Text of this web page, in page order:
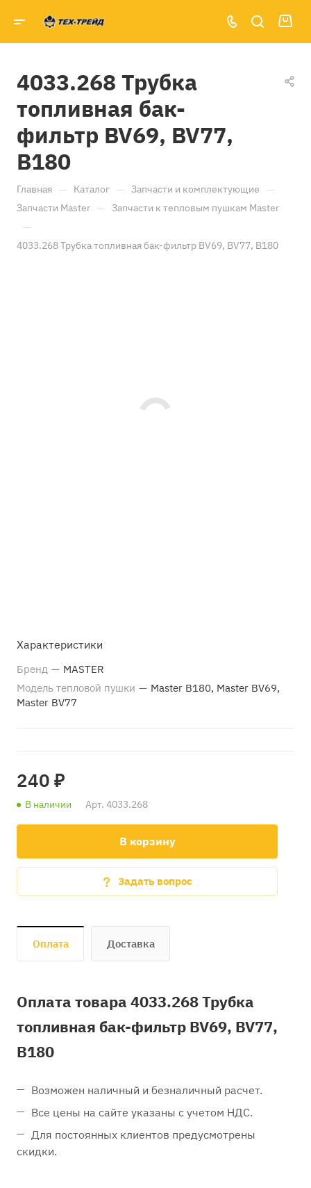
4033.268 Трубка
топливная бак-
фильтр BV69, BV77,
B180
Главная — Каталог — Запчасти и комплектующие —
Запчасти Master — Запчасти к тепловым пушкам Master
—
4033.268 Трубка топливная бак-фильтр BV69, BV77, B180
Характеристики
Бренд — MASTER
Модель тепловой пушки — Master B180, Master BV69,
Master BV77
240 ₽
В наличии Арт. 4033.268
В корзину
Задать вопрос
Оплата Доставка
Оплата товара 4033.268 Трубка
топливная бак-фильтр BV69, BV77,
B180
Возможен наличный и безналичный расчет.
Все цены на сайте указаны с учетом НДС.
Для постоянных клиентов предусмотрены
скидки.